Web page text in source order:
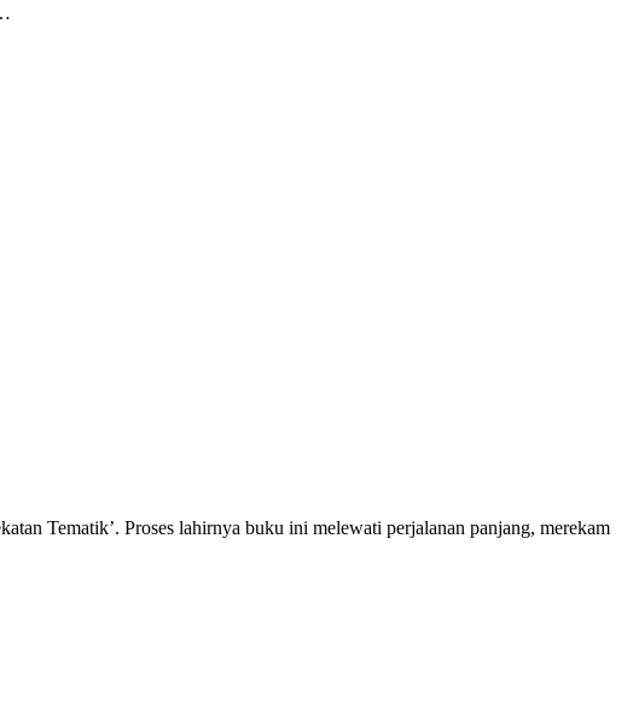
Tematik’. Proses lahirnya buku ini melewati perjalanan panjang, merekam